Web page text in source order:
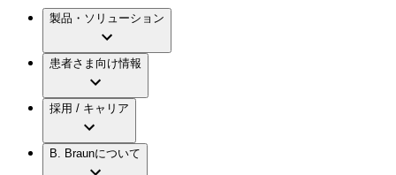
メンテナンスプログラム
国内の修理サービスセンター
手術器具の管理、再生処理工程の業務改善
製品・診療領域
歯科
腰椎椎間板ヘルニアについて
水頭症について
慢性創傷の治癒
アクトリーン ハイライト カテ
アクトリーン ハイライト セット
疾患・症状
ビー・ブラウンエースクラップ株式会社の
ビー・ブラウンエースクラップ株式会社の
会社概要
報
要
ビジョンとバリュー
ブランド
ついて
イノベーション
製品・ソリューション
患者さま向け情報
採用 / キャリア
B. Braunについて